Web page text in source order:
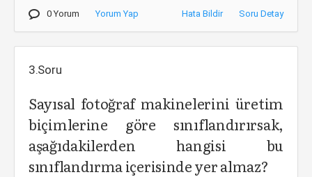
0 Yorum Yorum Yap Hata Bildir Soru Detay
3.Soru
Sayısal fotoğraf makinelerini üretim
biçimlerine göre sınıflandırırsak,
aşağıdakilerden hangisi bu
sınıflandırma içerisinde yer almaz?